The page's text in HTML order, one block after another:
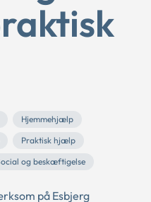
Hjemmehjælp
Praktisk hjælp
og beskæftigelse
på Esbjerg